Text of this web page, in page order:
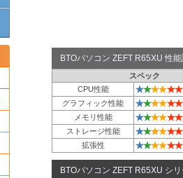
BTOパソコン ZEFT R65XU 性
スペック
CPU性能
★★★★★★
グラフィック性能 ★★★★★★
メモリ性能 ★★★★★★
ストレージ性能 ★★★★★★
拡張性 ★★★★★★
BTOパソコン ZEFT R65XU シ